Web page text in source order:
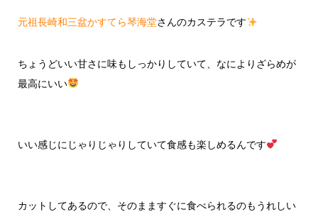
元祖長崎和三盆かすてら琴海堂さんのカステラです
ちょうどいい甘さに味もしっかりしていて、なによりざらめが
最高にいい
いい感じにじゃりじゃりしていて食感も楽しめるんです
カットしてあるので、そのまますぐに食べられるのもうれしい